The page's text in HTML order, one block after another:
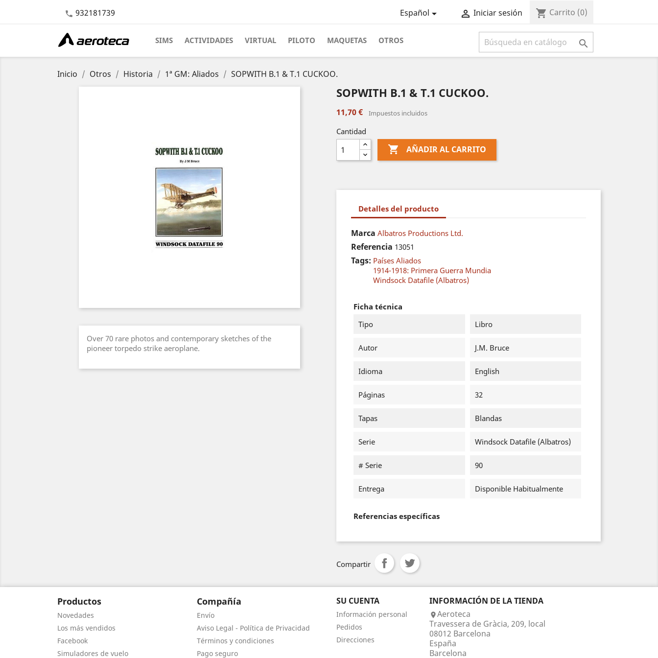
 932181739 Español  Iniciar sesión shopping_cart Carrito (0)
SIMS ACTIVIDADES VIRTUAL PILOTO MAQUETAS OTROS 
Inicio Otros Historia 1ª GM: Aliados SOPWITH B.1 & T.1 CUCKOO.
Over 70 rare photos and contemporary sketches of the
pioneer torpedo strike aeroplane.
SOPWITH B.1 & T.1 CUCKOO.
11,70 € Impuestos incluidos
Cantidad
 AÑADIR AL CARRITO
Detalles del producto
Marca Albatros Productions Ltd.
Referencia 13051
Tags: Países Aliados
1914-1918: Primera Guerra Mundia
Windsock Datafile (Albatros)
Ficha técnica
Tipo
Libro
Autor J.M. Bruce
Idioma English
Páginas 32
Tapas Blandas
Serie Windsock Datafile (Albatros)
# Serie 90
Entrega Disponible Habitualmente
Referencias específicas
Compartir
Productos
Novedades
Los más vendidos
Facebook
Simuladores de vuelo
Compañía
Envío
Aviso Legal - Política de Privacidad
Términos y condiciones
Pago seguro
SU CUENTA
Información personal
Pedidos
Direcciones
INFORMACIÓN DE LA TIENDA
Aeroteca
Travessera de Gràcia, 209, local
08012 Barcelona
España
Barcelona